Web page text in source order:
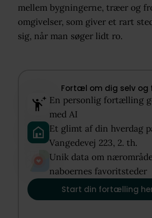
mellem bygningerne, træer og
omgivelser, som giver et rart
sig, når man søger lidt ro.
Fortæl om dig selv og
En personlig fortælling
med AI​
Et glimt af din hverdag
Vangedevej 223, 2. th.​
Unik data om
naboernes favoritsteder​
Start din fortælling